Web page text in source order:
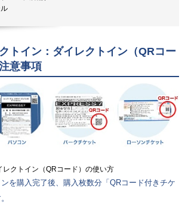
トイン：ダイレクトイン（QRコー
意事項
レクトイン（QRコード）の使い方
を購入完了後、購入枚数分「QRコード付きチケ